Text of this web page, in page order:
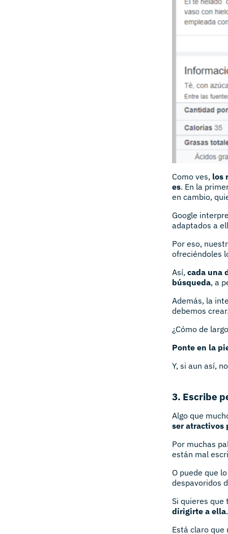
Como ves, los
es. En la
en cambio,
Google
adaptados a
Por eso,
ofreciéndoles
Así, cada una
búsqueda, a
Además, la
debemos
¿Cómo de
Ponte en la
Y, si aun así,
3. Escribe
Algo que
ser atractivos
Por muchas
están mal
O puede que
despavoridos
Si quieres
dirigirte a ella.
Está claro que